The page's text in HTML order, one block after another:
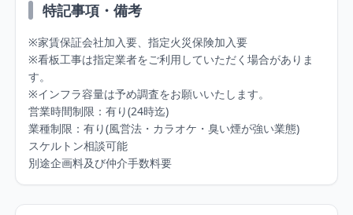
特記事項・備考
※家賃保証会社加入要、指定火災保険加入要
※看板工事は指定業者をご利用していただく場合がありま
す。
※インフラ容量は予め調査をお願いいたします。
営業時間制限：有り(24時迄)
業種制限：有り(風営法・カラオケ・臭い煙が強い業態)
スケルトン相談可能
別途企画料及び仲介手数料要